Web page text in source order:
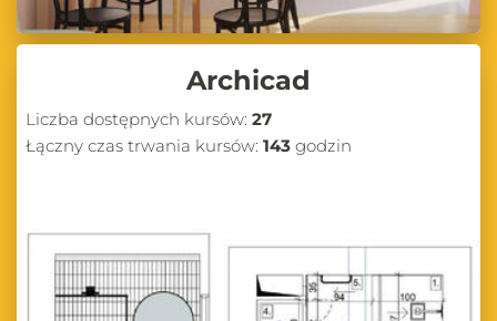
Archicad
Liczba dostępnych kursów: 27
Łączny czas trwania kursów: 143 godzin